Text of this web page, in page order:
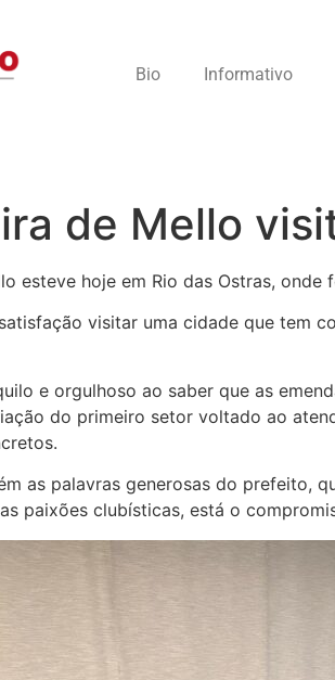
Bio Informativo
de Mello
esteve hoje em Rio das Ostras,
visitar uma cidade que tem
e orgulhoso ao saber que as
do primeiro setor voltado ao
as palavras generosas do prefeito,
paixões clubísticas, está o